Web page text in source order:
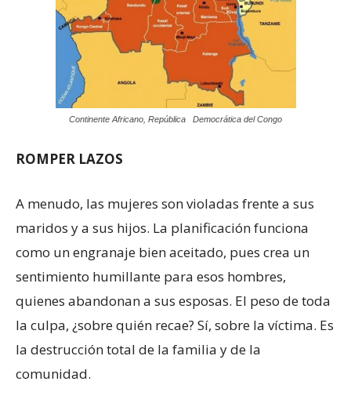
Continente Africano, República Democrática del Congo
ROMPER LAZOS
A menudo, las mujeres son violadas frente a sus
maridos y a sus hijos. La planificación funciona
como un engranaje bien aceitado, pues crea un
sentimiento humillante para esos hombres,
quienes abandonan a sus esposas. El peso de toda
la culpa, ¿sobre quién recae? Sí, sobre la víctima. Es
la destrucción total de la familia y de la
comunidad.